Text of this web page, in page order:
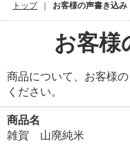
トップ お客様の声書き込み
お客様
商品について、お客様
ください。
商品名
雑賀 山廃純米